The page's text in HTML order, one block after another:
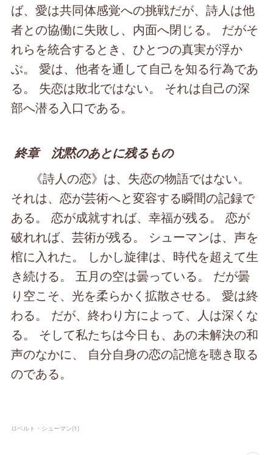
ば、愛は共同体感覚への挑戦だが、詩人は他
者との協働に失敗し、内面へ閉じる。 だがそ
れらを統合するとき、ひとつの真実が浮か
ぶ。 愛は、他者を通して自己を知る行為であ
る。 失恋は敗北ではない。 それは自己の深
部へ潜る入口である。
終章 沈黙のあとに残るもの
《詩人の恋》は、失恋の物語ではない。
それは、恋が芸術へと変容する瞬間の記録で
ある。 恋が成就すれば、幸福が残る。 恋が
破れれば、芸術が残る。 シューマンは、声を
棺に入れた。 しかし旋律は、時代を超えて生
き続ける。 五月の空は曇っている。 だが曇
り空こそ、光を柔らかく拡散させる。 愛は終
わる。 だが、終わり方によって、人は深くな
る。 そして私たちは今日も、あの未解決の和
声のなかに、 自分自身の恋の記憶を聴き取る
のである。
ロベルト・シューマン(1)